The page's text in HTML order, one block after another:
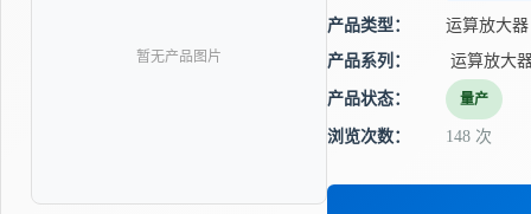
暂无产品图片
产品类型：
运算放大器
产品系列：
运算放大
产品状态： 量产
浏览次数： 148 次